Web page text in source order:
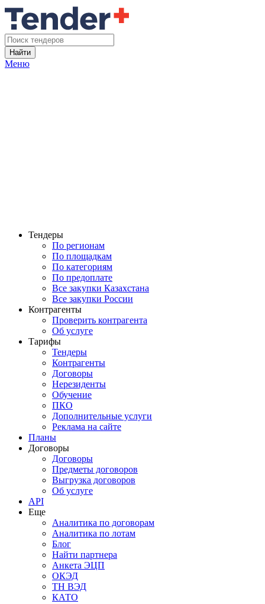
Найти
Меню
Тендеры
По регионам
По площадкам
По категориям
По предоплате
Все закупки Казахстана
Все закупки России
Контрагенты
Проверить контрагента
Об услуге
Тарифы
Тендеры
Контрагенты
Договоры
Нерезиденты
Обучение
ПКО
Дополнительные услуги
Реклама на сайте
Планы
Договоры
Договоры
Предметы договоров
Выгрузка договоров
Об услуге
API
Еще
Аналитика по договорам
Аналитика по лотам
Блог
Найти партнера
Анкета ЭЦП
ОКЭД
ТН ВЭД
КАТО